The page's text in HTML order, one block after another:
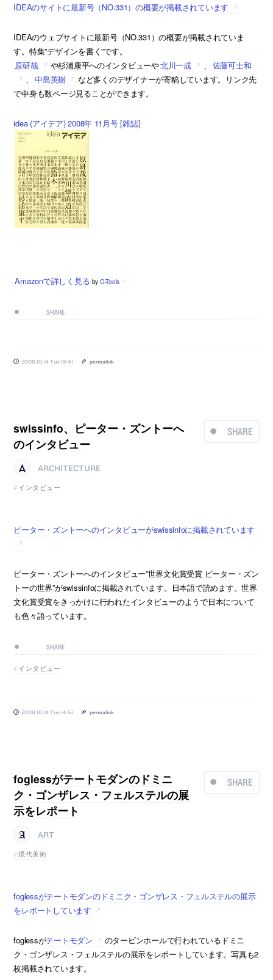
IDEAのサイトに最新号（NO.331）の概要が掲載されています
IDEAのウェブサイトに最新号（NO.331）の概要が掲載されていま
す。特集”デザインを書く”です。
原研哉
や杉浦康平へのインタビューや北川一成
佐藤可士和
中島英樹
など多くのデザイナーが寄稿しています。リンク先
で中身も数ページ見ることができます。
idea (アイデア) 2008年 11月号 [雑誌]
Amazonで詳しく見る by G-Tools
SHARE
2008.10.14 Tue 15:41 permalink
SHARE
swissinfo、ピーター・ズントーへ
のインタビュー
ARCHITECTURE
インタビュー
ピーター・ズントーへのインタビューがswissinfoに掲載されています
ピーター・ズントーへのインタビュー”世界文化賞受賞 ピーター・ズン
トーの世界”がswissinfoに掲載されています。日本語で読めます。世界
文化賞受賞をきっかけに行われたインタビューのようで日本について
も色々語っています。
SHARE
インタビュー
2008.10.14 Tue 14:51 permalink
SHARE
foglessがテートモダンのドミニ
ク・ゴンザレス・フェルステルの展
示をレポート
ART
現代美術
foglessがテートモダンのドミニク・ゴンザレス・フェルステルの展示
をレポートしています
foglessがテートモダン
のタービンホールで行われているドミニ
ク・ゴンザレス・フェルステルの展示をレポートしています。写真も2
枚掲載されています。